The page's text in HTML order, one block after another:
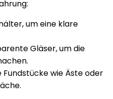
um eine klare
Gläser, um die
wie Äste oder